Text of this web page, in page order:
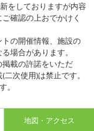
をしておりますが内容
確認の上おでかけく
の開催情報、施設の
場合があります。
載の許諾をいただ
次使用)は禁止です。
。
地図・アクセス